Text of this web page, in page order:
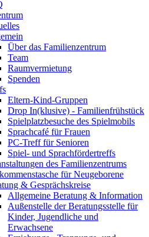
Über das Familienzentrum
Team
Raumvermietung
Spenden
Eltern-Kind-Gruppen
Drop In(klusive) - Familienfrühstück
Spielplatzbesuche des Spielmobils
Sprachcafé für Frauen
PC-Treff für Senioren
Spiel- und Sprachfördertreffs
des Familienzentrums
für Neugeborene
& Gesprächskreise
Allgemeine Beratung & Information
Außenstelle der Beratungsstelle für
Kinder, Jugendliche und
Erwachsene